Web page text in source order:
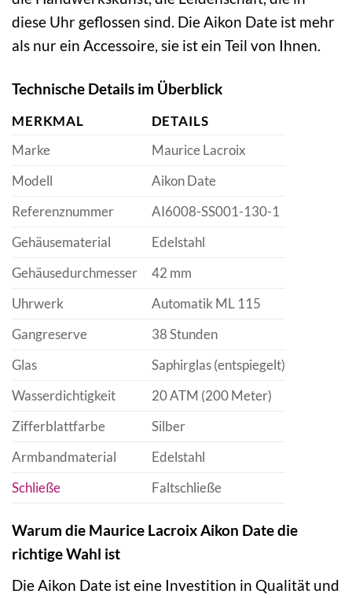
diese Uhr geflossen sind. Die Aikon Date ist mehr
als nur ein Accessoire, sie ist ein Teil von Ihnen.
Technische Details im Überblick
MERKMAL
DETAILS
Marke
Maurice Lacroix
Modell
Aikon Date
Referenznummer
AI6008-SS001-130-1
Gehäusematerial
Edelstahl
Gehäusedurchmesser
42 mm
Uhrwerk
Automatik ML 115
Gangreserve
38 Stunden
Glas
Saphirglas (entspiegelt)
Wasserdichtigkeit
20 ATM (200 Meter)
Zifferblattfarbe
Silber
Armbandmaterial
Edelstahl
Schließe
Faltschließe
Warum die Maurice Lacroix Aikon Date die
richtige Wahl ist
Die Aikon Date ist eine Investition in Qualität und